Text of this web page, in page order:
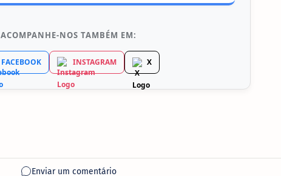
ACOMPANHE-NOS TAMBÉM EM:
FACEBOOK INSTAGRAM X